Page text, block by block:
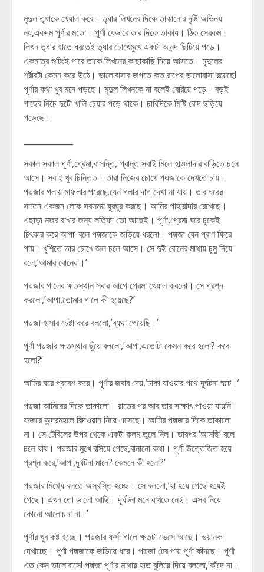
মৃদুল তৃধাকে খেয়াল করে। তৃধার লিখনের দিকে তাকানোর দৃষ্টি অভিনয়
নয়,একদম পূর্ণার মতো। পূর্ণা যেভাবে তার দিকে তাকায়। ঠিক সেরকম।
লিখন তৃধার হাতে ধরতেই তৃধার চোখেমুখে একটা আনন্দ ছিটিয়ে পড়ে।
একমাত্র শুটিংই পারে তাকে লিখনের কাছাকাছি নিয়ে আসতে। মৃদুলের
শরীরটা কেমন করে উঠে। ভালোবাসার জগতে কত রূপের ভালোবাসা রয়েছে!
পূর্ণার কথা খুব মনে পড়ছে। মৃদুল লিখনকে না বলেই বেরিয়ে পড়ে। বড়ই
গাছের নিচে দুটো খালি চেয়ার পড়ে থাকে। চারিদিকে মিষ্টি রোদ ছড়িয়ে
পড়েছে।
সকাল সকাল পূর্ণা,প্রেমা,বাসন্তি, প্রান্ত সবাই মিলে হাওলাদার বাড়িতে চলে
আসে। সবাই খুব চিন্তিত। তারা নিজের চোখে পদ্মজাকে দেখতে চায়।
পদ্মজার গলায় মাফলার পরেছে,যেন গলার দাগ দেখা না যায়। তার ঘরের
সামনে একজন লোক সবসময় ঘুরঘুর করছে। আমির পাহারাদার রেখেছে।
এছাড়া নজর রাখার জন্য লতিফা তো আছেই। পূর্ণা,প্রেমা ঘরে ঢুকেই
চিৎকার করে আপা’ বলে পদ্মজাকে জড়িয়ে ধরলো। পদ্মজা যেন প্রাণ ফিরে
পায়। খুশিতে তার চোখে জল চলে আসে। সে দুই বোনের মাথায় চুমু দিয়ে
বলে,’আমার বোনেরা।’
পদ্মজার গালের ক্ষতস্থান সবার আগে প্রেমা খেয়াল করলো। সে প্রশ্ন
করলো,’আপা,তোমার গালে কী হয়েছে?’
পদ্মজা হাসার চেষ্টা করে বললো,’ব্যথা পেয়েছি।’
পূর্ণা পদ্মজার ক্ষতস্থান ছুঁয়ে বললো,’আপা,এতোটা কেমন করে হলো? কবে
হলো?’
আমির ঘরে প্রবেশ করে। পূর্ণার জবাব দেয়,’ঢাকা যাওয়ার পথে দূর্ঘটনা ঘটে।’
পদ্মজা আমিরের দিকে তাকালো। রাতের পর আর তার সাক্ষাৎ পাওয়া যায়নি।
ফজরে অন্দরমহলে রিদওয়ান নিয়ে এসেছে। আমির পদ্মজার দিকে তাকালো
না। সে টেবিলের উপর থেকে একটা কলম তুলে নিল। তারপর ‘আসছি’ বলে
চলে যায়। পদ্মজার মুখে বসিয়ে গেছে,বানানো কথা। পূর্ণা উত্তেজিত হয়ে
প্রশ্ন করে,’আপা,দূর্ঘটনা মানে? কেমনে কী হলো?’
পদ্মজার মিথ্যে বলতে অস্বস্তি হচ্ছে। সে বললো,’যা হয়ে গেছে হয়েই
গেছে। এখন তো ভালো আছি। দূর্ঘটনা মনে রাখতে নেই। এসব নিয়ে
কোনো আলোচনা না।’
পূর্ণার খুব কষ্ট হচ্ছে। পদ্মজার ফর্সা গালে ক্ষতটা ভেসে আছে। ভয়ানক
দেখাচ্ছে। পূর্ণা পদ্মজাকে জড়িয়ে ধরে। পদ্মজা টের পায় পূর্ণা কাঁদছে। পূর্ণা
এত কেন ভালোবাসে! পদ্মজা পূর্ণার মাথায় হাত বুলিয়ে দিয়ে বললো,’কাঁদে না।